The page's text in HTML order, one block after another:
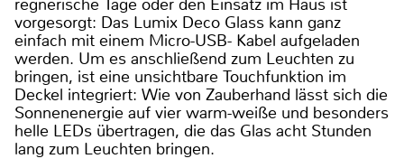
regnerische Tage oder den Einsatz im Haus ist
vorgesorgt: Das Lumix Deco Glass kann ganz
einfach mit einem Micro-USB- Kabel aufgeladen
werden. Um es anschließend zum Leuchten zu
bringen, ist eine unsichtbare Touchfunktion im
Deckel integriert: Wie von Zauberhand lässt sich die
Sonnenenergie auf vier warm-weiße und besonders
helle LEDs übertragen, die das Glas acht Stunden
lang zum Leuchten bringen.